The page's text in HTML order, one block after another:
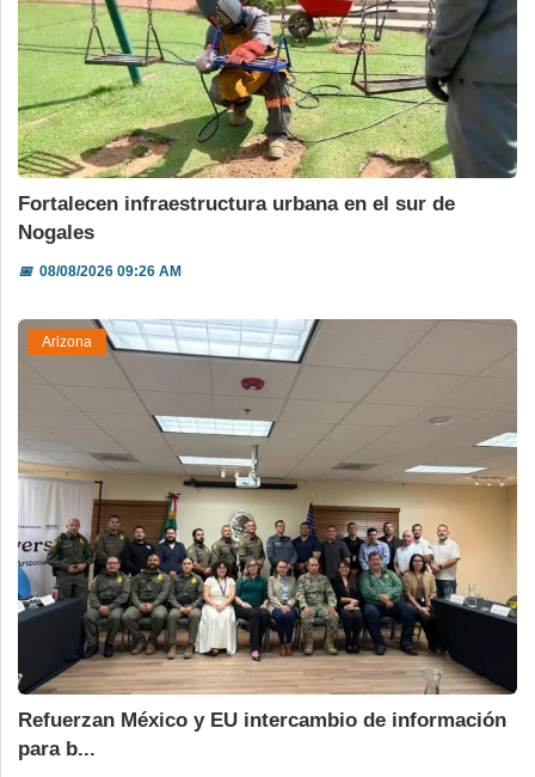
Fortalecen infraestructura urbana en el sur de
Nogales
📅08/08/2026 09:26 AM
Arizona
Refuerzan México y EU intercambio de información
para b...